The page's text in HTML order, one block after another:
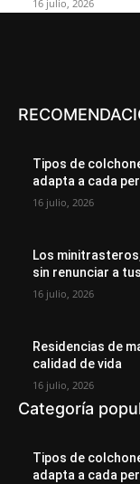
16 julio, 2026
Tipos de
adapta a cada
16 julio, 2026
Los
sin renunciar a
16 julio, 2026
Residencias de
calidad de vida
16 julio, 2026
Categoría
Tipos de
adapta a cada